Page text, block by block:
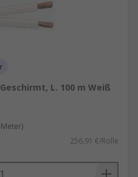
L. 100 m Weiß
256,91 €/Rolle